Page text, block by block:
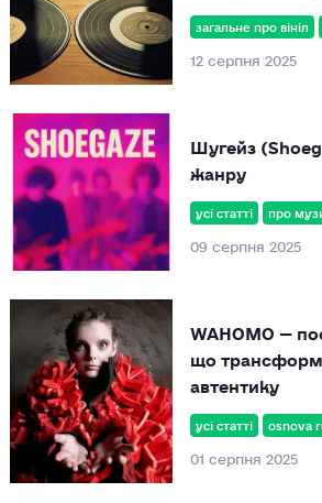
загальне про вініл
12 серпня 2025
усі статті про
09 серпня 2025
Шугейз
жанру
усі статті osnova
01 серпня 2025
WAHOMO —
що
автентику